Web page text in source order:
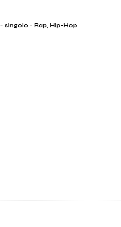
-singolo -Rap, Hip-Hop